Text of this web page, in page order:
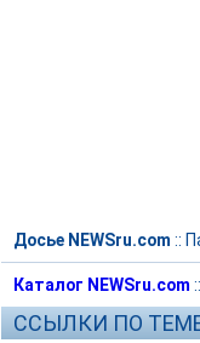
Досье NEWSru.com ::
Каталог NEWSru.com ::
ССЫЛКИ ПО